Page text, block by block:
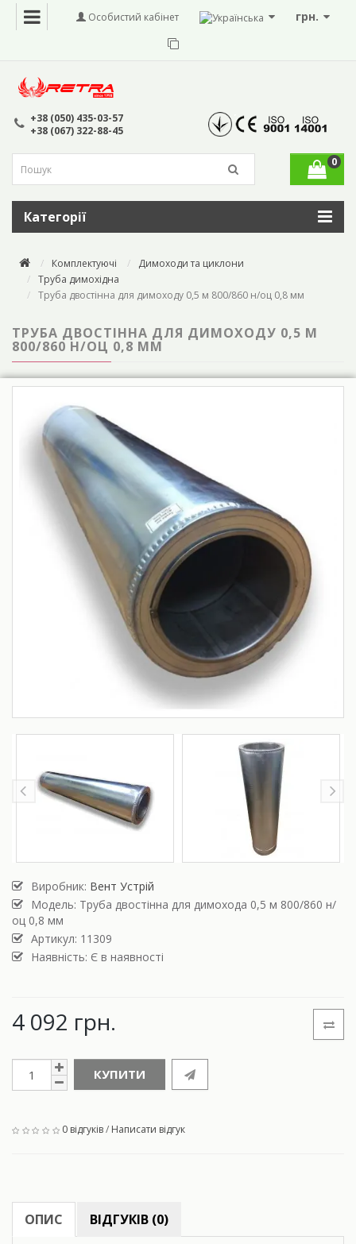
грн.
Особистий кабінет
+38 (050) 435-03-57
+38 (067) 322-88-45
0
Категорії
Комплектуючі
Димоходи та циклони
Труба димохідна
Труба двостінна для димоходу 0,5 м 800/860 н/оц 0,8 мм
ТРУБА ДВОСТІННА ДЛЯ ДИМОХОДУ 0,5 М
800/860 Н/ОЦ 0,8 ММ
Виробник: Вент Устрій
Модель: Труба двостінна для димохода 0,5 м 800/860 н/
оц 0,8 мм
Артикул: 11309
Наявність: Є в наявності
4 092 грн.
КУПИТИ
0 відгуків/ Написати відгук
ОПИС ВІДГУКІВ (0)